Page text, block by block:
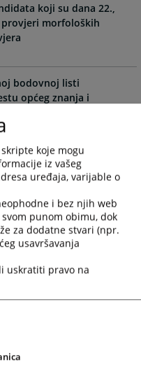
koji su dana 22.,
provjeri morfoloških
bodovnoj listi
općeg znanja i
listi kandidata koji su
o terminu i
i testa fizičkih
listama kandidata
kandidata
namještenika u
koje mogu
iz vašeg
uređaja, varijable o
i bez njih web
punom obimu, dok
za dodatne stvari (npr.
usavršavanja
uskratiti pravo na